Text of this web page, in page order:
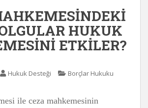
HUKUK
ETKİLER?
Hukuk Desteği Borçlar Hukuku
ile ceza mahkemesinin